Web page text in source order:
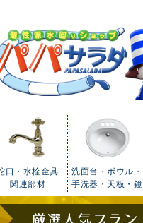
口・水栓金具
関連部材
洗面台・ボウル・
手洗器・天板・鏡